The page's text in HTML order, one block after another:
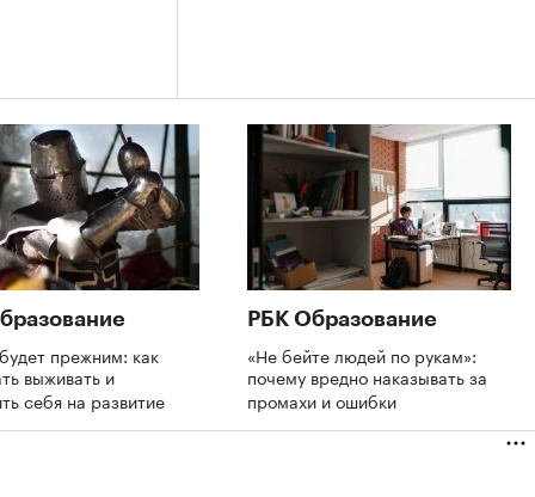
прежним: как
выживать и
себя на развитие
РБК Образование
«Не бейте людей по рукам»:
почему вредно наказывать за
промахи и ошибки